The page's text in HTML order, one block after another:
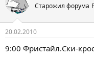
Старожил форума
20.02.2010
9:00 Фристайл.Cки-